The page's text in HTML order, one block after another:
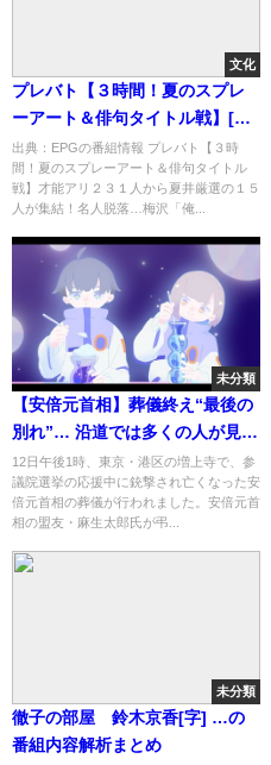
文化
プレバト【３時間！夏のスプレ
ーアート＆俳句タイトル戦】[字]
…の番組内容解析まとめ
出典：EPGの番組情報 プレバト【３時
間！夏のスプレーアート＆俳句タイトル
戦】才能アリ２３１人から夏井厳選の１５
人が集結！名人脱落…梅沢「俺...
未分類
【安倍元首相】葬儀終え“最後の
別れ”… 沿道では多くの人が見送
り
12日午後1時、東京・港区の増上寺で、参
議院選挙の応援中に銃撃され亡くなった安
倍元首相の葬儀が行われました。安倍元首
相の盟友・麻生太郎氏が弔...
未分類
徹子の部屋 鈴木京香[字] …の
番組内容解析まとめ